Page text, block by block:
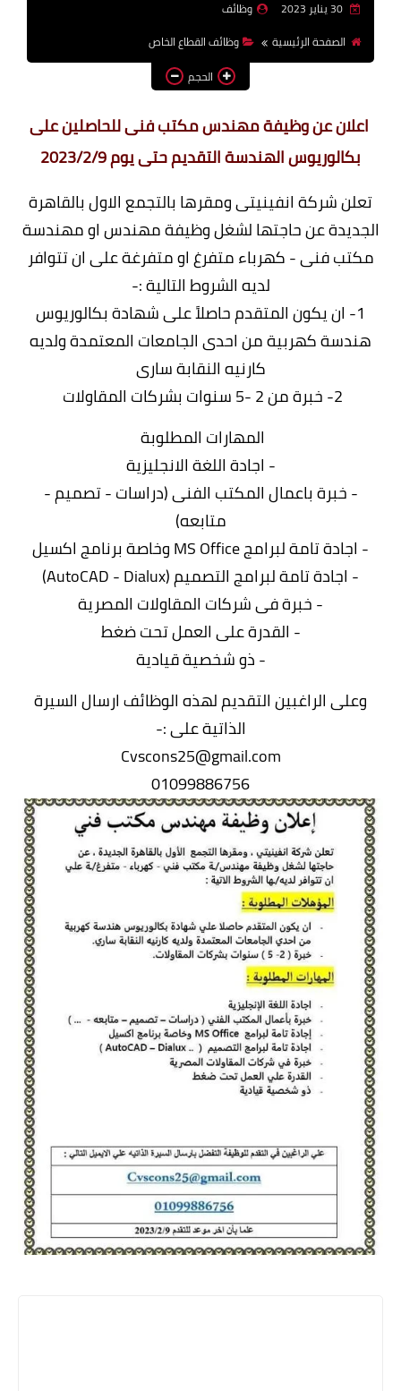
بالجامعات والمعاهد
اخبار
30 يناير 2023
وظائف
الصفحة الرئيسية
وظائف القطاع الخاص
الحجم
اعلان عن وظيفة مهندس مكتب فنى للحاصلين على
بكالوريوس الهندسة التقديم حتى يوم 2023/2/9
تعلن شركة انفينيتى ومقرها بالتجمع الاول بالقاهرة
الجديدة عن حاجتها لشغل وظيفة مهندس او مهندسة
مكتب فنى - كهرباء متفرغ او متفرغة على ان تتوافر
لديه الشروط التالية :-
1- ان يكون المتقدم حاصلاً على شهادة بكالوريوس
هندسة كهربية من احدى الجامعات المعتمدة ولديه
كارنيه النقابة سارى
2- خبرة من 2 -5 سنوات بشركات المقاولات
المهارات المطلوبة
- اجادة اللغة الانجليزية
- خبرة باعمال المكتب الفنى (دراسات - تصميم -
متابعه)
- اجادة تامة لبرامج MS Office وخاصة برنامج اكسيل
- اجادة تامة لبرامج التصميم (AutoCAD - Dialux)
- خبرة فى شركات المقاولات المصرية
- القدرة على العمل تحت ضغط
- ذو شخصية قيادية
وعلى الراغبين التقديم لهذه الوظائف ارسال السيرة
الذاتية على :-
Cvscons25@gmail.com
01099886756